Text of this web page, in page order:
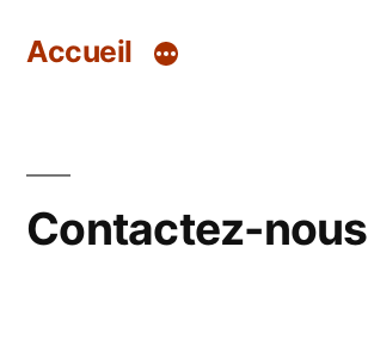
Accueil
Contactez-nous